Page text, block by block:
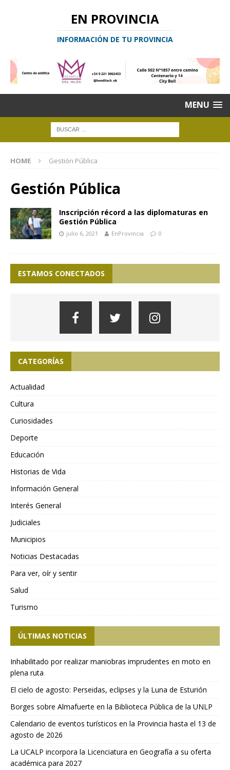
EN PROVINCIA
INFORMACIÓN DE TU PROVINCIA
MENU
HOME Gestión Pública
Gestión Pública
Inscripción récord a las diplomaturas en
Gestión Pública
julio 6, 2021 EnProvincia 0
ESTAMOS CONECTADOS
CATEGORÍAS
Actualidad
Cultura
Curiosidades
Deporte
Educación
Historias de Vida
Información General
Interés General
Judiciales
Municipios
Noticias Destacadas
Para ver, oír y sentir
Salud
Turismo
ÚLTIMAS NOTICIAS
Inhabilitado por realizar maniobras imprudentes en moto en
plena ruta
El cielo de agosto: Perseidas, eclipses y la Luna de Esturión
Borges sobre Almafuerte en la Biblioteca Pública de la UNLP
Calendario de eventos turísticos en la Provincia hasta el 13 de
agosto de 2026
La UCALP incorpora la Licenciatura en Geografía a su oferta
académica para 2027